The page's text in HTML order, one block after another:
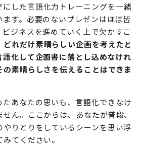
にした言語化力トレーニングを一緒
す。必要のないプレゼンはほぼ皆
ジネスを進めていく上で欠かすこ
どれだけ素晴らしい企画を考えたと
語化して企画書に落とし込めなけれ
素晴らしさを伝えることはできま
たあなたの思いも、言語化できなけ
ん。ここからは、あなたが普段、
やりとりをしているシーンを思い浮
てください。